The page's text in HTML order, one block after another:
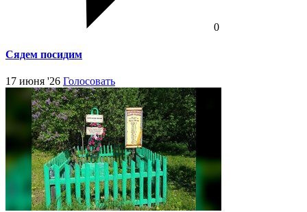
0
Сядем посидим
17 июня '26 Голосовать